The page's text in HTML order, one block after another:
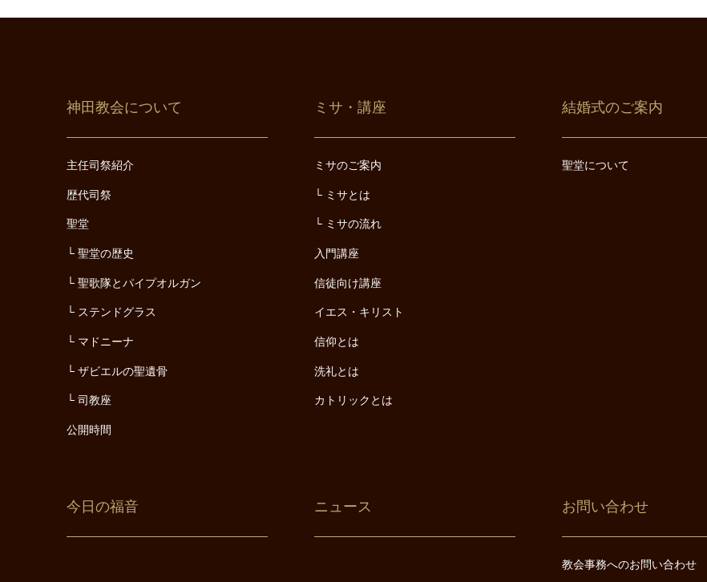
神田教会について
主任司祭紹介
歴代司祭
聖堂
聖堂の歴史
聖歌隊とパイプオルガン
ステンドグラス
マドニーナ
ザビエルの聖遺骨
司教座
公開時間
ミサ・講座
ミサのご案内
ミサとは
ミサの流れ
入門講座
信徒向け講座
イエス・キリスト
信仰とは
洗礼とは
カトリックとは
結婚式のご案内
聖堂について
今日の福音 ニュース お問い合わせ
教会事務へのお問い合わせ